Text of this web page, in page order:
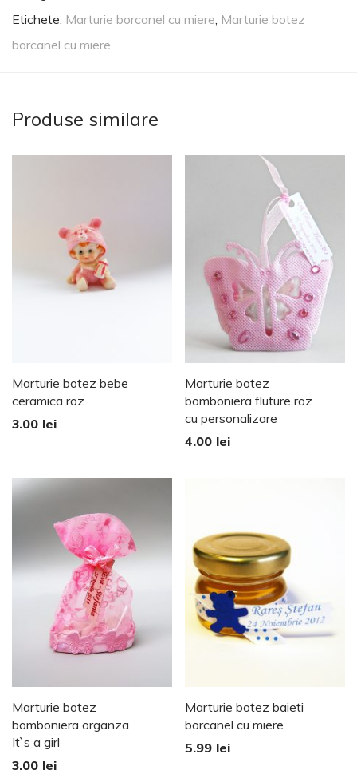
Etichete: Marturie borcanel cu miere, Marturie botez
borcanel cu miere
Produse similare
Marturie botez bebe
ceramica roz
3.00 lei
Marturie botez
bomboniera fluture roz
cu personalizare
4.00 lei
Marturie botez
bomboniera organza
It`s a girl
3.00 lei
Marturie botez baieti
borcanel cu miere
5.99 lei